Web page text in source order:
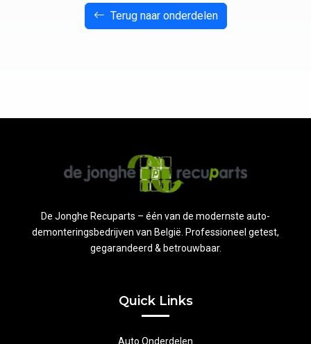
Terug naar onderdelen
De Jonghe Recuparts – één van de modernste auto-
demonteringsbedrijven van België. Professioneel getest,
gegarandeerd & betrouwbaar.
Quick Links
Auto Onderdelen